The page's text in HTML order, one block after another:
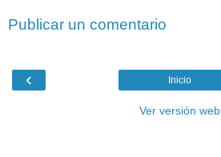
Publicar un comentario
‹ Inicio
Ver versión web